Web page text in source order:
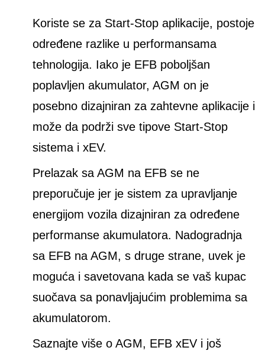
Koriste se za Start-Stop aplikacije, postoje
određene razlike u performansama
tehnologija. Iako je EFB poboljšan
poplavljen akumulator, AGM on je
posebno dizajniran za zahtevne aplikacije i
može da podrži sve tipove Start-Stop
sistema i xEV.
Prelazak sa AGM na EFB se ne
preporučuje jer je sistem za upravljanje
energijom vozila dizajniran za određene
performanse akumulatora. Nadogradnja
sa EFB na AGM, s druge strane, uvek je
moguća i savetovana kada se vaš kupac
suočava sa ponavljajućim problemima sa
akumulatorom.
Saznajte više o AGM, EFB xEV i još